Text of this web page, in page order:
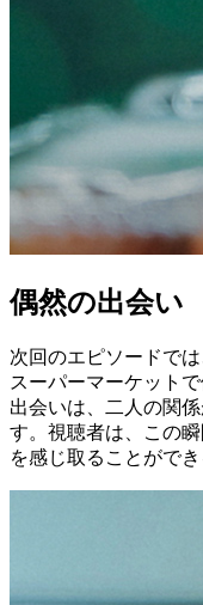
偶然の出会い
次回のエピソードで
スーパーマーケット
出会いは、二人の関
す。視聴者は、この
を感じ取ることができ